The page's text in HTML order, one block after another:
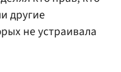
другие
не устраивала